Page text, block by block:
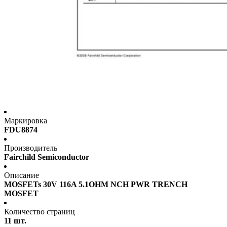
Маркировка
FDU8874
Производитель
Fairchild Semiconductor
Описание
MOSFETs 30V 116A 5.1OHM NCH PWR TRENCH
MOSFET
Количество страниц
11 шт.